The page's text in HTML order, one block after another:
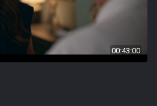
00:43:00